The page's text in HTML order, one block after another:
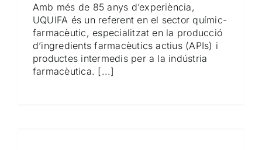
Amb més de 85 anys d’experiència,
UQUIFA és un referent en el sector químic-
farmacèutic, especialitzat en la producció
d’ingredients farmacèutics actius (APIs) i
productes intermedis per a la indústria
farmacèutica. [...]